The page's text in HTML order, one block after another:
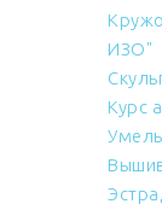
ИЗО"
Курс